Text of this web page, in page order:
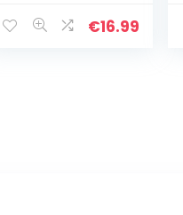
erlichting,
€16.99